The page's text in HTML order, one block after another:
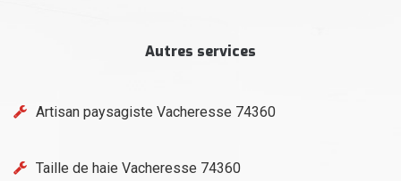
Autres services
Artisan paysagiste Vacheresse 74360
Taille de haie Vacheresse 74360